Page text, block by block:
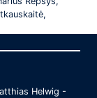
Helwig -